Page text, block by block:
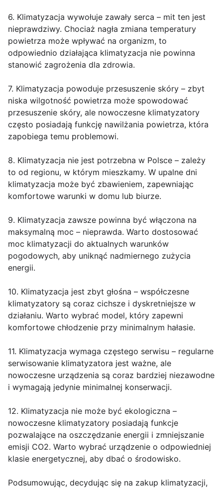
6. Klimatyzacja wywołuje zawały serca – mit ten jest
nieprawdziwy. Chociaż nagła zmiana temperatury
powietrza może wpływać na organizm, to
odpowiednio działająca klimatyzacja nie powinna
stanowić zagrożenia dla zdrowia.
7. Klimatyzacja powoduje przesuszenie skóry – zbyt
niska wilgotność powietrza może spowodować
przesuszenie skóry, ale nowoczesne klimatyzatory
często posiadają funkcję nawilżania powietrza, która
zapobiega temu problemowi.
8. Klimatyzacja nie jest potrzebna w Polsce – zależy
to od regionu, w którym mieszkamy. W upalne dni
klimatyzacja może być zbawieniem, zapewniając
komfortowe warunki w domu lub biurze.
9. Klimatyzacja zawsze powinna być włączona na
maksymalną moc – nieprawda. Warto dostosować
moc klimatyzacji do aktualnych warunków
pogodowych, aby uniknąć nadmiernego zużycia
energii.
10. Klimatyzacja jest zbyt głośna – współczesne
klimatyzatory są coraz cichsze i dyskretniejsze w
działaniu. Warto wybrać model, który zapewni
komfortowe chłodzenie przy minimalnym hałasie.
11. Klimatyzacja wymaga częstego serwisu – regularne
serwisowanie klimatyzatora jest ważne, ale
nowoczesne urządzenia są coraz bardziej niezawodne
i wymagają jedynie minimalnej konserwacji.
12. Klimatyzacja nie może być ekologiczna –
nowoczesne klimatyzatory posiadają funkcje
pozwalające na oszczędzanie energii i zmniejszanie
emisji CO2. Warto wybrać urządzenie o odpowiedniej
klasie energetycznej, aby dbać o środowisko.
Podsumowując, decydując się na zakup klimatyzacji,